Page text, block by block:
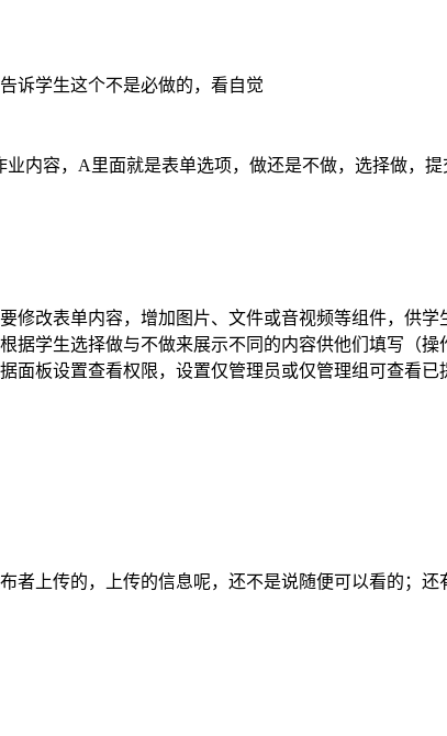
诉学生这个不是必做的，看自觉
内容，A里面就是表单选项，做还是不做，选择做，
修改表单内容，增加图片、文件或音视频等组件，供学
据学生选择做与不做来展示不同的内容供他们填写（操
面板设置查看权限，设置仅管理员或仅管理组可查看
者上传的，上传的信息呢，还不是说随便可以看的；还